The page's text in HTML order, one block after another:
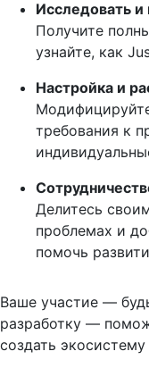
Исследовать и
Получите
узнайте, как
Настройка и
требования к
Делитесь
проблемах и
помочь
Ваше участие —
разработку —
создать